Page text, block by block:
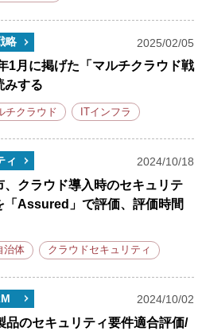
略 2025/02/05
1月に掲げた「マルチクラウド戦
みする
チクラウド ITインフラ
ィ 2024/10/18
、クラウド導入時のセキュリテ
「Assured」で評価、評価時間
治体 クラウドセキュリティ
2024/10/02
品のセキュリティ要件適合評価/